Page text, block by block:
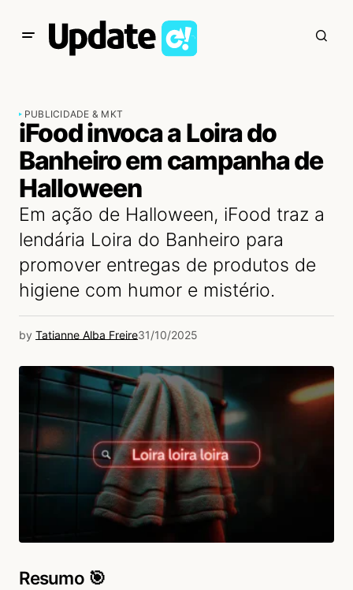
PUBLICIDADE & MKT
iFood invoca a Loira do
Banheiro em campanha de
Halloween
Em ação de Halloween, iFood traz a
lendária Loira do Banheiro para
promover entregas de produtos de
higiene com humor e mistério.
by Tatianne Alba Freire31/10/2025
Resumo 🎯